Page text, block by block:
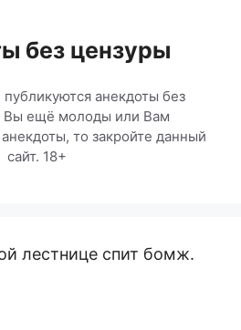
без цензуры
анекдоты без
Вы ещё молоды или Вам
то закройте данный
сайт. 18+
лестнице спит бомж.